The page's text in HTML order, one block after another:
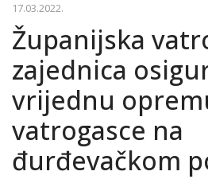
17.03.2022.
Županijska
zajednica
vrijednu
vatrogasce na
đurđevačkom